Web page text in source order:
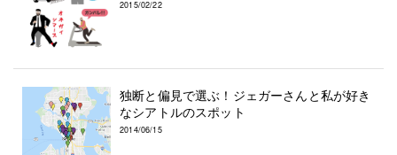
2015/02/22
独断と偏見で選ぶ！ジェガーさんと私が好き
なシアトルのスポット
2014/06/15